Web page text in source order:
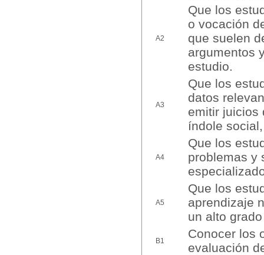
A2
Que los
o vocación
que suelen
argumentos
estudio.
A3
Que los
datos
emitir juicios
índole
A4
Que los
problemas y
A5
Que los
aprendizaje
un alto
B1
Conocer los
evaluación